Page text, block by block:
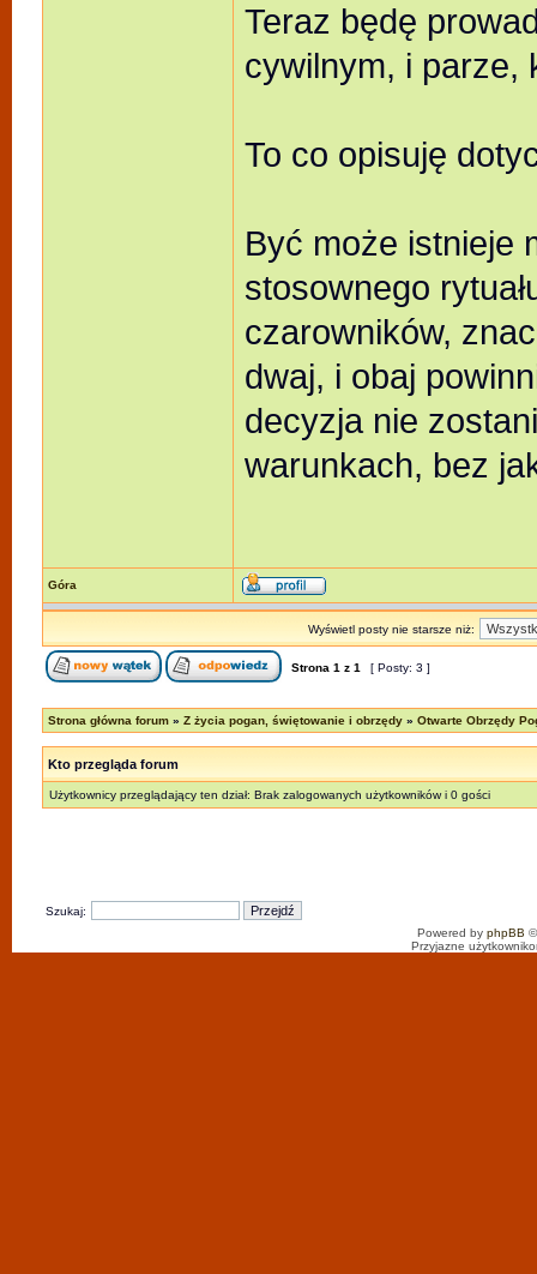
Teraz będę
cywilnym, i parze,
To co opisuję
Być może istnieje
stosownego
czarowników,
dwaj, i obaj
decyzja nie
warunkach, bez
Góra
Wyświetl posty nie starsze niż:
Strona 1 z 1 [ Posty: 3 ]
Strona główna forum » Z życia pogan, świętowanie i obrzędy » Otwarte Obrzędy
Kto przegląda forum
Użytkownicy przeglądający ten dział: Brak zalogowanych użytkowników i 0 gości
Szukaj:
Powered by phpBB
Przyjazne